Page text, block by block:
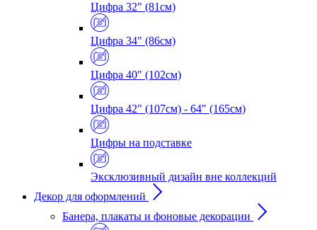
Цифра 32" (81см)
Цифра 34" (86см)
Цифра 40" (102см)
Цифра 42" (107см) - 64" (165см)
Цифры на подставке
Эксклюзивный дизайн вне коллекций
Декор для оформлений
Банера, плакаты и фоновые декорации